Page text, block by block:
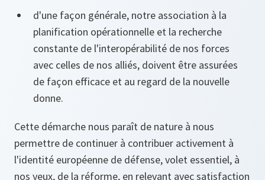
d'une façon générale, notre association à la
planification opérationnelle et la recherche
constante de l'interopérabilité de nos forces
avec celles de nos alliés, doivent être assurées
de façon efficace et au regard de la nouvelle
donne.
Cette démarche nous paraît de nature à nous
permettre de continuer à contribuer activement à
l'identité européenne de défense, volet essentiel, à
nos yeux, de la réforme, en relevant avec satisfaction